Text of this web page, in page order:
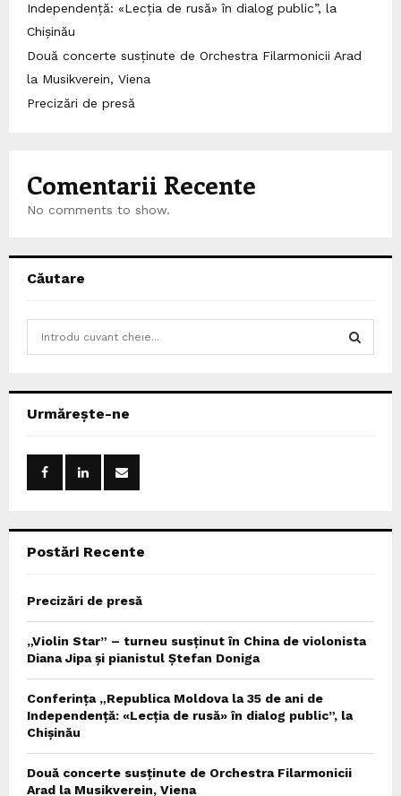
Independență: «Lecția de rusă» în dialog public”, la
Chișinău
Două concerte susținute de Orchestra Filarmonicii Arad
la Musikverein, Viena
Precizări de presă
Comentarii Recente
No comments to show.
Căutare
h
Urmărește-ne
Postări Recente
Precizări de presă
„Violin Star” – turneu susținut în China de violonista
Diana Jipa și pianistul Ștefan Doniga
Conferința „Republica Moldova la 35 de ani de
Independență: «Lecția de rusă» în dialog public”, la
Chișinău
Două concerte susținute de Orchestra Filarmonicii
Arad la Musikverein, Viena